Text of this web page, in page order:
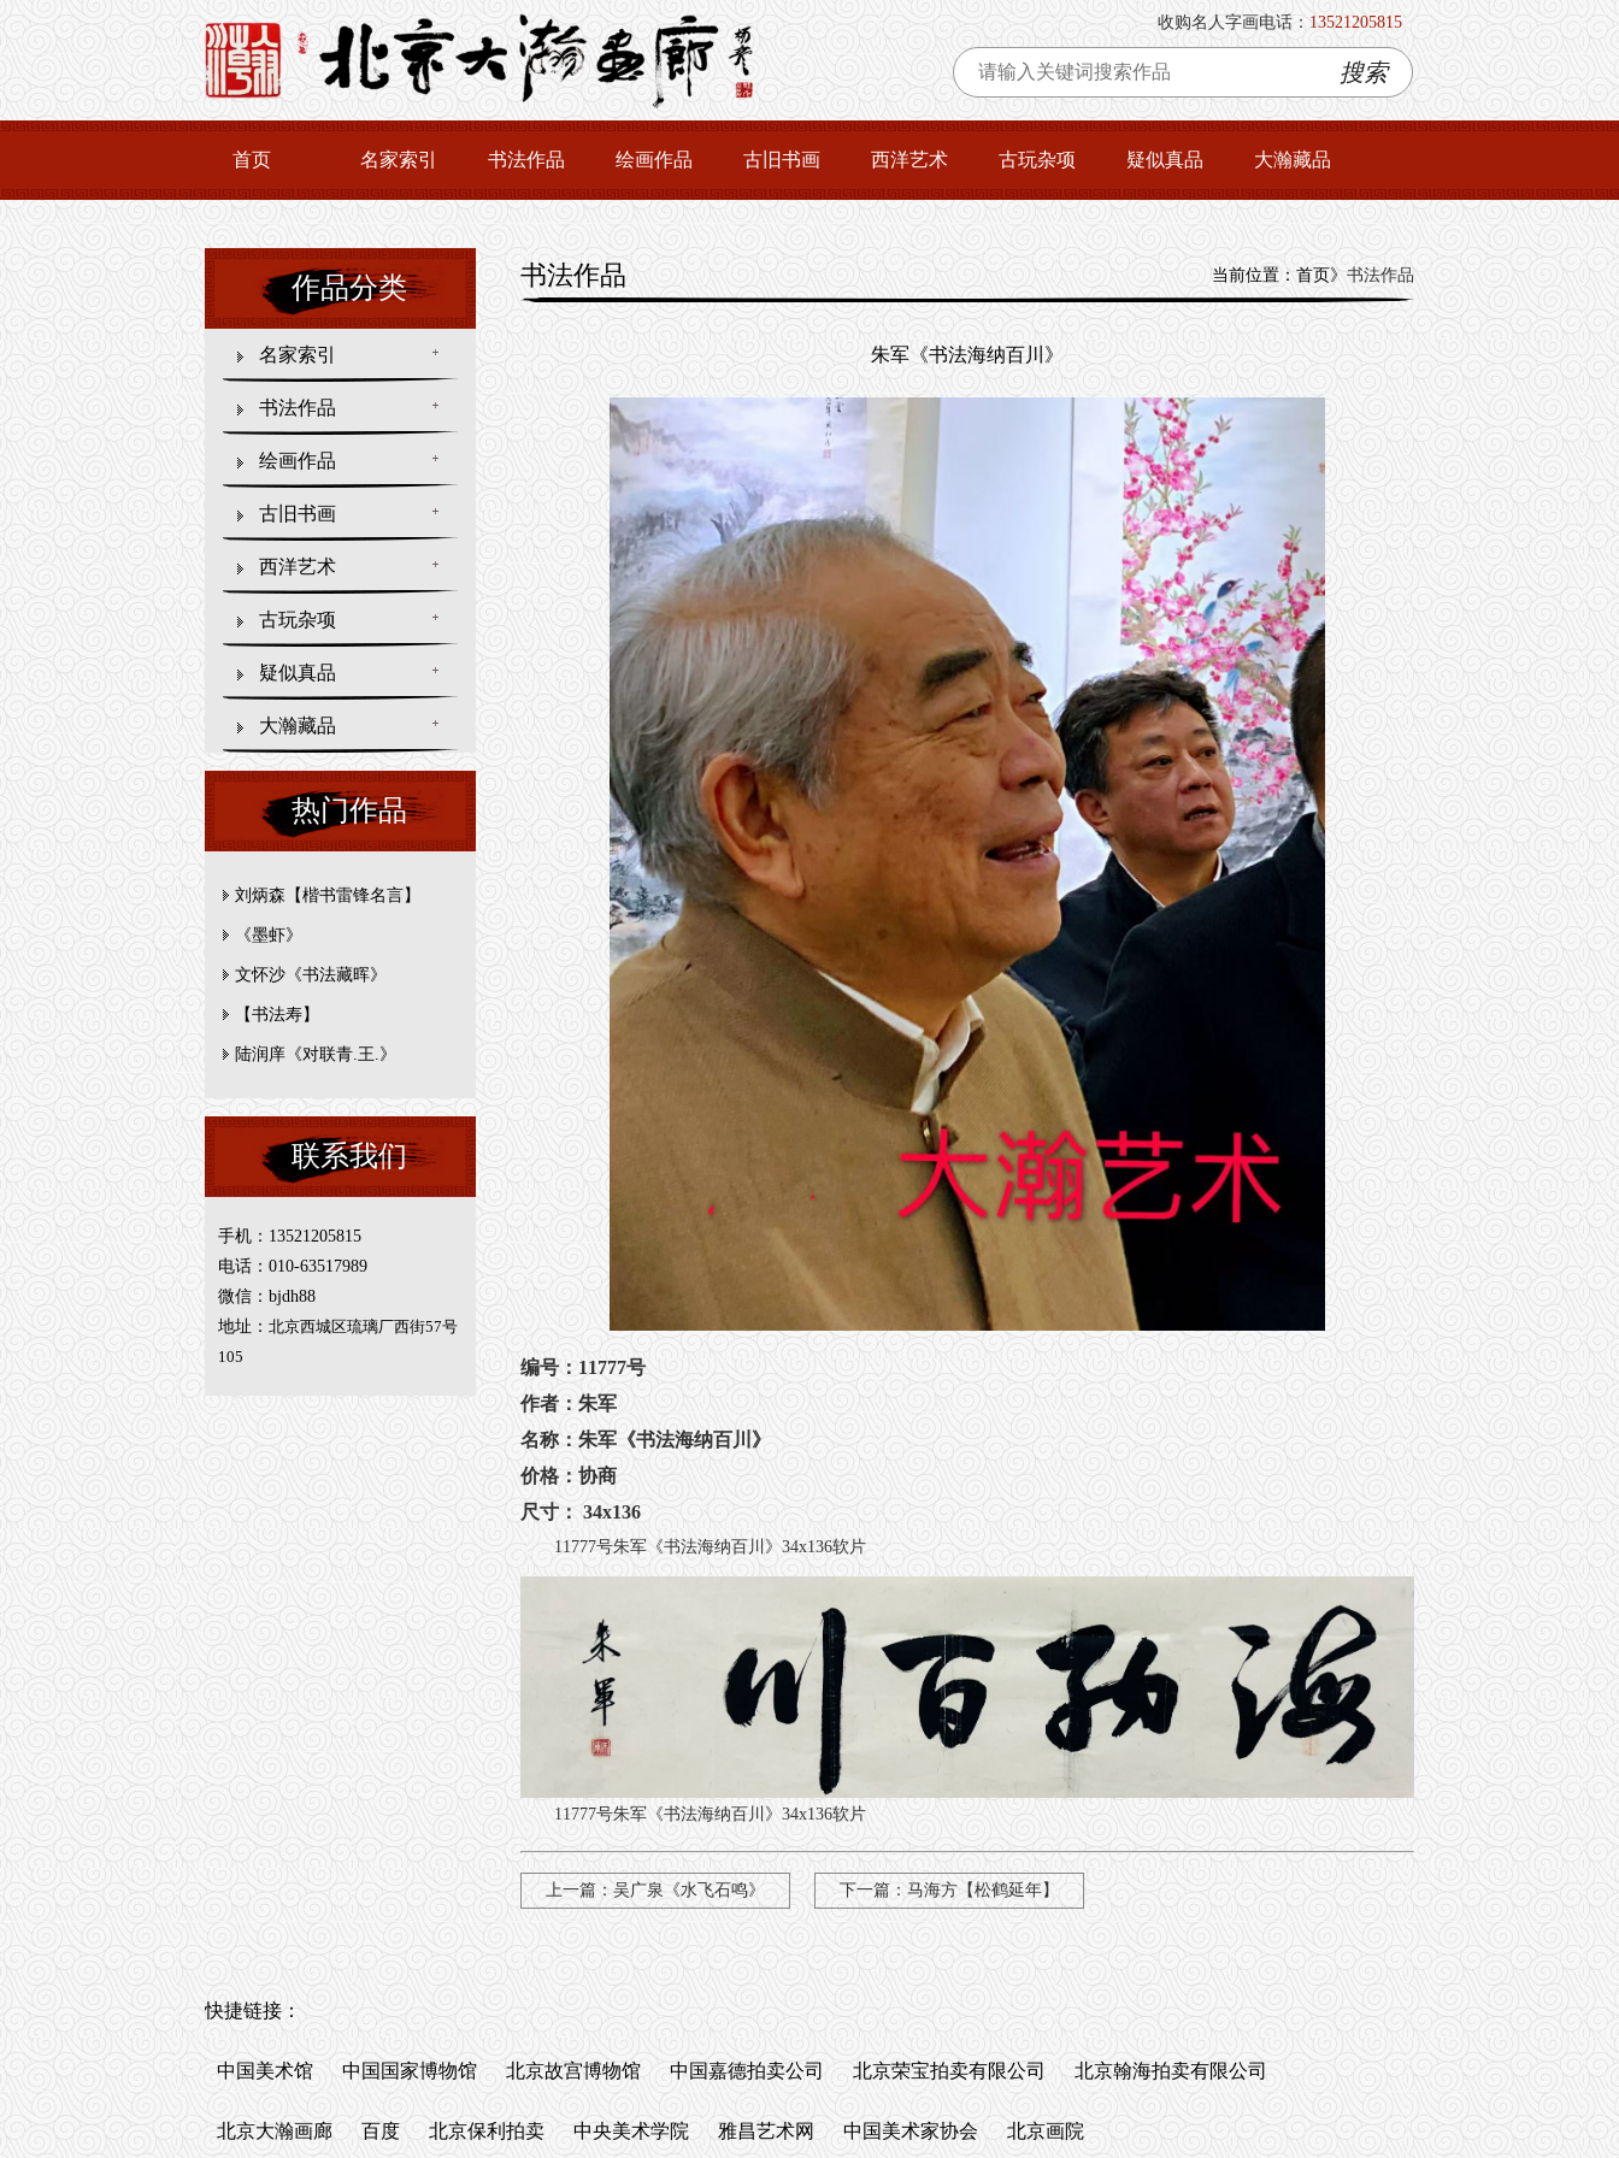
收购名人字画电话： 13521205815
搜索
首页 名家索引 书法作品 绘画作品 古旧书画 西洋艺术 古玩杂项 疑似真品 大瀚藏品
作品分类
名家索引
书法作品
绘画作品
古旧书画
西洋艺术
古玩杂项
疑似真品
大瀚藏品
热门作品
刘炳森【楷书雷锋名言】
《墨虾》
文怀沙《书法藏晖》
【书法寿】
陆润庠《对联青.王.》
联系我们
手机：13521205815
电话：010-63517989
微信：bjdh88
地址： 北京西城区琉璃厂西街57号
105
书法作品 当前位置：首页》书法作品
朱军《书法海纳百川》
编号：11777号
作者：朱军
名称：朱军《书法海纳百川》
价格：协商
尺寸： 34x136
11777号朱军《书法海纳百川》34x136软片
11777号朱军《书法海纳百川》34x136软片
上一篇： 吴广泉《水飞石鸣》 下一篇： 马海方【松鹤延年】
快捷链接：
中国美术馆 中国国家博物馆 北京故宫博物馆 中国嘉德拍卖公司 北京荣宝拍卖有限公司 北京翰海拍卖有限公司
北京大瀚画廊 百度 北京保利拍卖 中央美术学院 雅昌艺术网 中国美术家协会 北京画院